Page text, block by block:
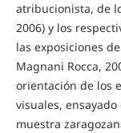
atribucionista, de
2006) y los
las exposiciones
Magnani Rocca,
orientación de los
visuales,
muestra